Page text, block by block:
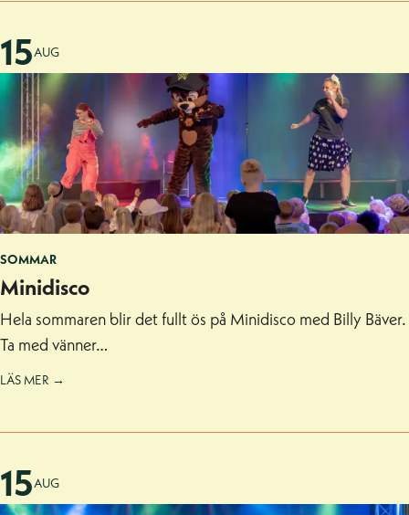
15AUG
SOMMAR
Minidisco
Hela sommaren blir det fullt ös på Minidisco med Billy Bäver.
Ta med vänner…
LÄS MER →
15AUG